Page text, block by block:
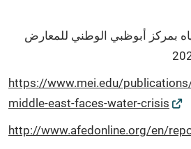
بمركز أبوظبي الوطني للمعارض
https://www.mei.edu/
middle-east-faces-water-crisis
http://www.afedonline.org/en/